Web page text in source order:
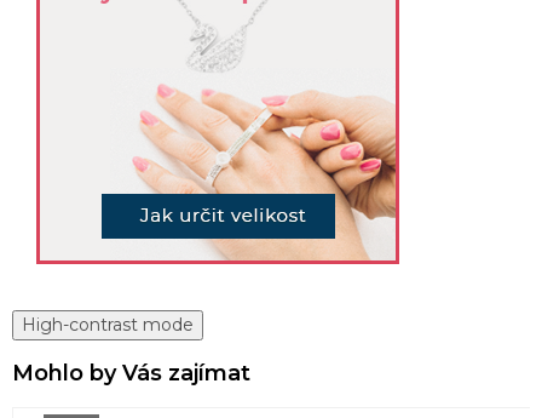
High-contrast mode
Mohlo by Vás zajímat